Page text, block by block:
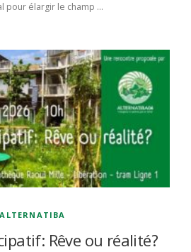
pour élargir le champ …
ALTERNATIBA
Rêve ou réalité?